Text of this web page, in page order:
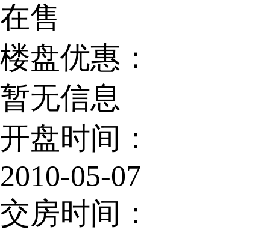
在售
楼盘优惠：
暂无信息
开盘时间：
2010-05-07
交房时间：